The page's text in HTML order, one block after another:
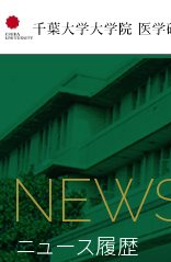
ニュース履歴